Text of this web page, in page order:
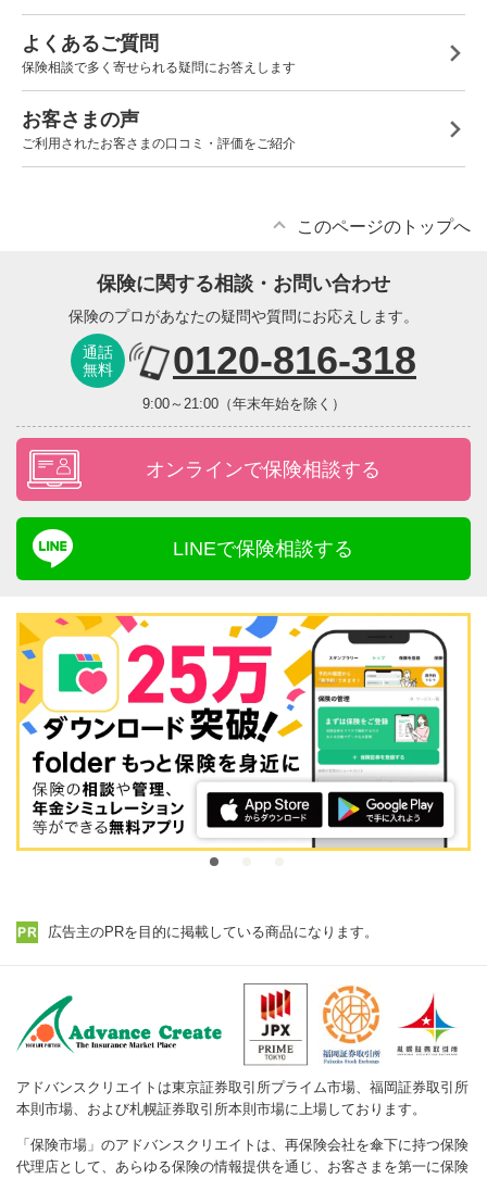
よくあるご質問
保険相談で多く寄せられる疑問にお答えします
お客さまの声
ご利用されたお客さまの口コミ・評価をご紹介
このページのトップへ
保険に関する相談・お問い合わせ
保険のプロがあなたの疑問や質問にお応えします。
通話
無料
0120-816-318
9:00～21:00（年末年始を除く）
オンラインで保険相談する
LINEで保険相談する
広告主のPRを目的に掲載している商品になります。
アドバンスクリエイトは東京証券取引所プライム市場、福岡証券取引所
本則市場、および札幌証券取引所本則市場に上場しております。
「保険市場」のアドバンスクリエイトは、再保険会社を傘下に持つ保険
代理店として、あらゆる保険の情報提供を通じ、お客さまを第一に保険